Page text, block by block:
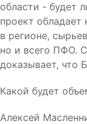
области - будет
проект
в регионе,
но и всего ПФО.
доказывает, что
Какой будет
Алексей